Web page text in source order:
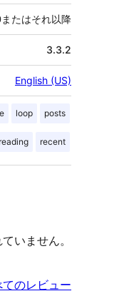
たはそれ以降
3.3.2
English (US)
loop posts
reading recent
いません。
のレビュー